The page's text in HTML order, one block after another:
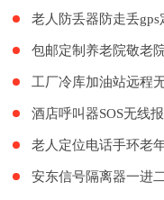
老人防丢器防走丢